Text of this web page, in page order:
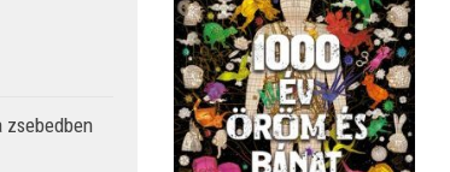
zsebedben